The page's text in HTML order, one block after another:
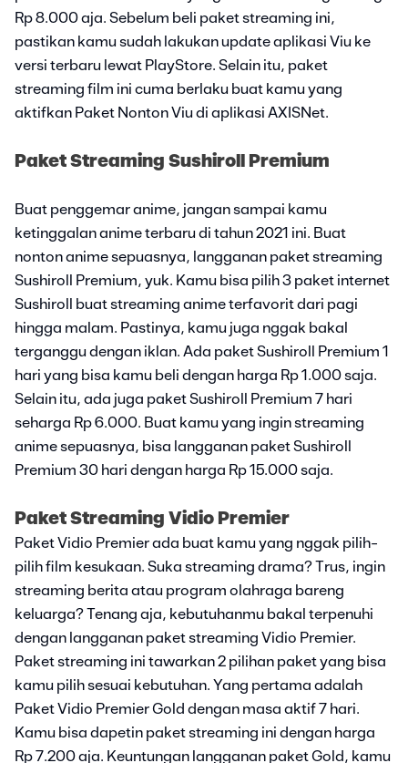
Rp 8.000 aja. Sebelum beli paket streaming ini,
pastikan kamu sudah lakukan update aplikasi Viu ke
versi terbaru lewat PlayStore. Selain itu, paket
streaming film ini cuma berlaku buat kamu yang
aktifkan Paket Nonton Viu di aplikasi AXISNet.
Paket Streaming Sushiroll Premium
Buat penggemar anime, jangan sampai kamu
ketinggalan anime terbaru di tahun 2021 ini. Buat
nonton anime sepuasnya, langganan paket streaming
Sushiroll Premium, yuk. Kamu bisa pilih 3 paket internet
Sushiroll buat streaming anime terfavorit dari pagi
hingga malam. Pastinya, kamu juga nggak bakal
terganggu dengan iklan. Ada paket Sushiroll Premium 1
hari yang bisa kamu beli dengan harga Rp 1.000 saja.
Selain itu, ada juga paket Sushiroll Premium 7 hari
seharga Rp 6.000. Buat kamu yang ingin streaming
anime sepuasnya, bisa langganan paket Sushiroll
Premium 30 hari dengan harga Rp 15.000 saja.
Paket Streaming Vidio Premier
Paket Vidio Premier ada buat kamu yang nggak pilih-
pilih film kesukaan. Suka streaming drama? Trus, ingin
streaming berita atau program olahraga bareng
keluarga? Tenang aja, kebutuhanmu bakal terpenuhi
dengan langganan paket streaming Vidio Premier.
Paket streaming ini tawarkan 2 pilihan paket yang bisa
kamu pilih sesuai kebutuhan. Yang pertama adalah
Paket Vidio Premier Gold dengan masa aktif 7 hari.
Kamu bisa dapetin paket streaming ini dengan harga
Rp 7.200 aja. Keuntungan langganan paket Gold, kamu